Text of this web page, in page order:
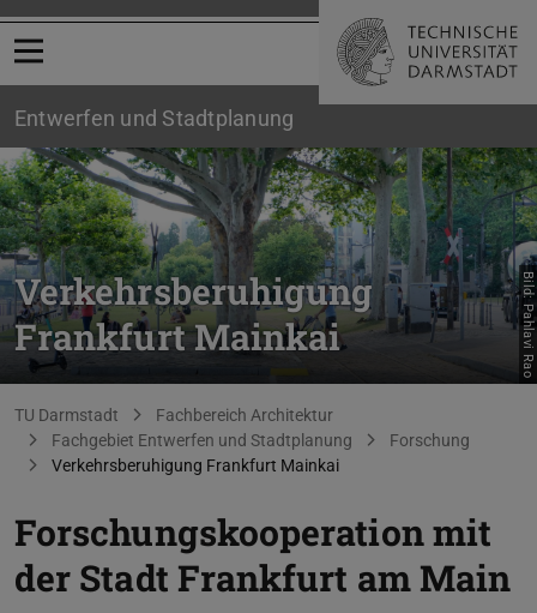
Menü öffnen
Entwerfen und Stadtplanung
Verkehrsberuhigung
Frankfurt Mainkai
Bild: Pahlavi Rao
Sie befinden sich hier:
TU Darmstadt
Fachbereich Architektur
Fachgebiet Entwerfen und Stadtplanung
Forschung
Verkehrsberuhigung Frankfurt Mainkai
Forschungskooperation mit
der Stadt Frankfurt am Main